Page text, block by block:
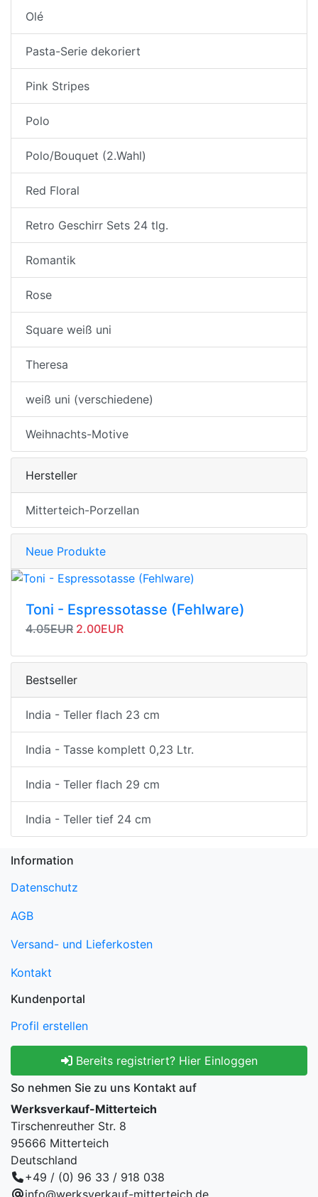
Olé
Pasta-Serie dekoriert
Pink Stripes
Polo
Polo/Bouquet (2.Wahl)
Red Floral
Retro Geschirr Sets 24 tlg.
Romantik
Rose
Square weiß uni
Theresa
weiß uni (verschiedene)
Weihnachts-Motive
Hersteller
Mitterteich-Porzellan
Neue Produkte
Toni - Espressotasse (Fehlware)
Originalpreis
4.05EUR Angebotspreis
2.00EUR
Bestseller
India - Teller flach 23 cm
India - Tasse komplett 0,23 Ltr.
India - Teller flach 29 cm
India - Teller tief 24 cm
Information
Datenschutz
AGB
Versand- und Lieferkosten
Kontakt
Kundenportal
Profil erstellen
Bereits registriert? Hier Einloggen
So nehmen Sie zu uns Kontakt auf
Werksverkauf-Mitterteich
Tirschenreuther Str. 8
95666 Mitterteich
Deutschland
+49 / (0) 96 33 / 918 038